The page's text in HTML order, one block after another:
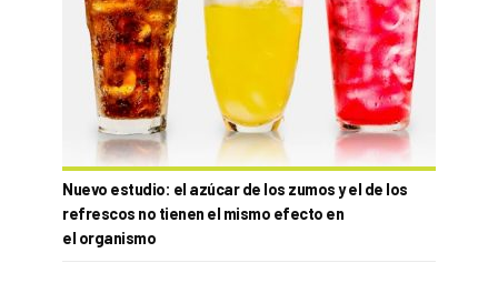
Nuevo estudio: el azúcar de los zumos y el de los
refrescos no tienen el mismo efecto en
el organismo